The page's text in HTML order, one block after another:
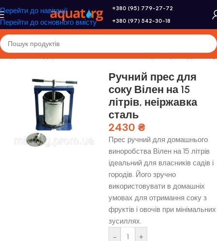
Перейти до навігації
Перейти до основного вмісту
+380 (95) 779-27-72
+380 (97) 542-30-18
для господарства/Соковижималки,соковарки/Преса для соку
Ручний прес для
соку Вілен на 15
літрів, неіржавка
сталь
2430 ₴
Прес ручний для домашнього
виноробства Вілен на 15 літрів
ідеальний для власників садів і
городів. Його зручно
використовувати в домашніх
умовах для отримання соку з
фруктів і овочів при мінімальних
зусиллях.
-
+